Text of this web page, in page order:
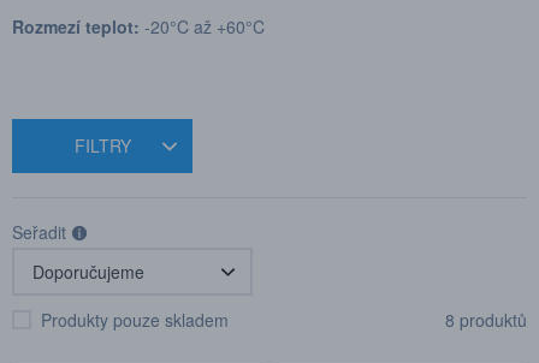
Rozmezí teplot: -20°C až +60°C
FILTRY
Seřadit
Produkty pouze skladem 8 produktů